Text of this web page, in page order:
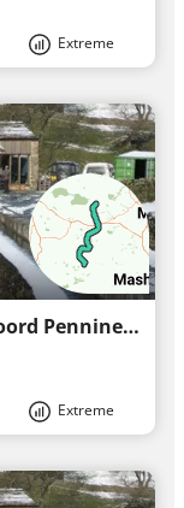
Extreme
Pennine Way (Yorkshire Dales-Noord Pennines)
Extreme